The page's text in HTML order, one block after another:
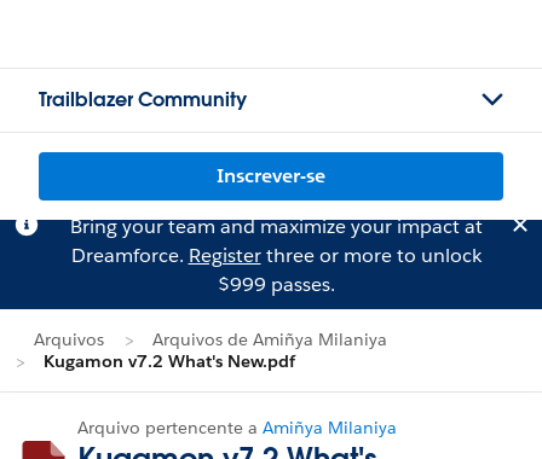
Trailblazer Community
Inscrever-se
Bring your team and maximize your impact at
Dreamforce. Registerthree or more to unlock
$999 passes.
Arquivos
Arquivos de Amiñya Milaniya
Kugamon v7.2 What's New.pdf
Arquivo pertencente a Amiñya Milaniya